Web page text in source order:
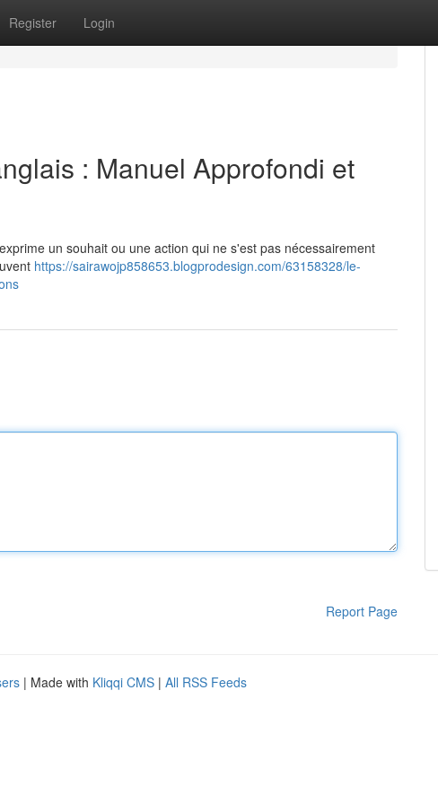
Register Login
: Manuel Approfondi et
un souhait ou une action qui ne s'est pas nécessairement
https://sairawojp858653.blogprodesign.com/63158328/le-
Report Page
| Made with Kliqqi CMS | All RSS Feeds